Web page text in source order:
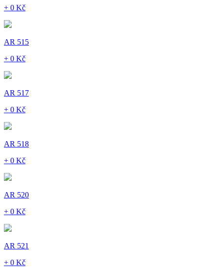
+ 0 Kč
AR 515
+ 0 Kč
AR 517
+ 0 Kč
AR 518
+ 0 Kč
AR 520
+ 0 Kč
AR 521
+ 0 Kč